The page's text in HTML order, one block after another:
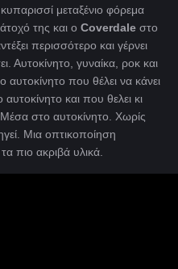
μεταξένιο φόρεμα
της και ο Coverdale στο
περισσότερο και γέρνει
Αυτοκίνητο, γυναίκα, ροκ και
αυτοκίνητο που θέλει να κάνει
και που θελει κι
στο αυτοκίνητο. Χωρίς
Μια οπτικοποίηση
πιο ακριβά υλικά.